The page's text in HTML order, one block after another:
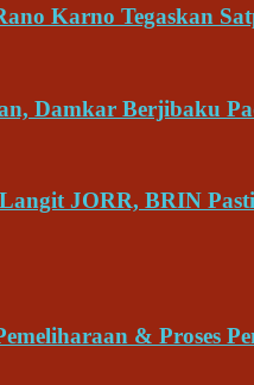
Karno Tegaskan
Damkar Berjibaku
JORR, BRIN
& Proses